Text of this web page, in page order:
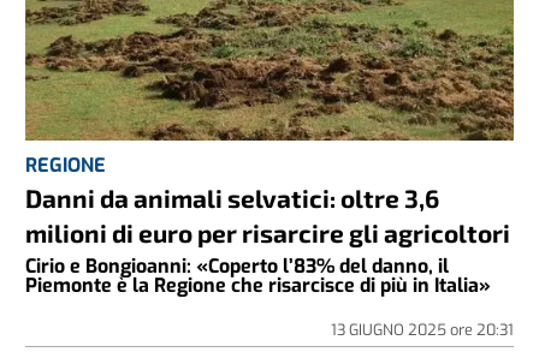
REGIONE
Danni da animali selvatici: oltre 3,6
milioni di euro per risarcire gli agricoltori
Cirio e Bongioanni: «Coperto l’83% del danno, il
Piemonte è la Regione che risarcisce di più in Italia»
13 GIUGNO 2025ore 20:31